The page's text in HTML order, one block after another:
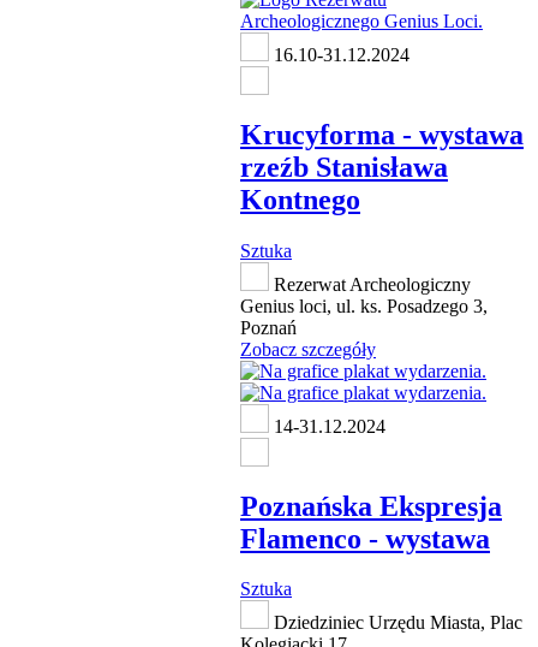
16.10-31.12.2024
Krucyforma - wystawa
rzeźb Stanisława
Kontnego
Sztuka
Rezerwat Archeologiczny
Genius loci, ul. ks. Posadzego 3,
Poznań
Zobacz szczegóły
14-31.12.2024
Poznańska Ekspresja
Flamenco - wystawa
Sztuka
Dziedziniec Urzędu Miasta, Plac